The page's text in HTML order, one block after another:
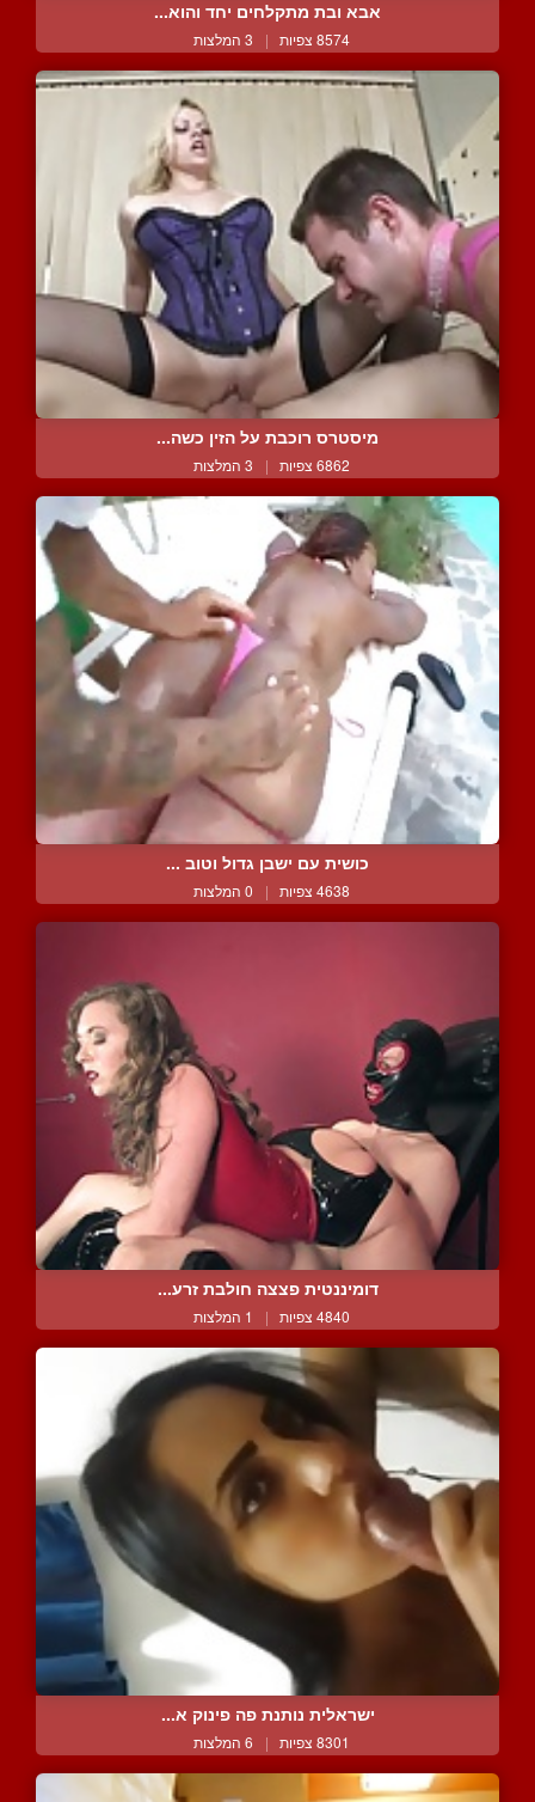
אבא ובת מתקלחים יחד והוא...
8574 צפיות | 3 המלצות
מיסטרס רוכבת על הזין כשה...
6862 צפיות | 3 המלצות
כושית עם ישבן גדול וטוב ...
4638 צפיות | 0 המלצות
דומיננטית פצצה חולבת זרע...
4840 צפיות | 1 המלצות
ישראלית נותנת פה פינוק א...
8301 צפיות | 6 המלצות